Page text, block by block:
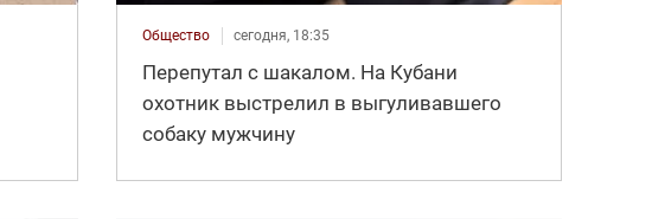
Общество сегодня, 18:35
Перепутал с шакалом. На Кубани
охотник выстрелил в выгуливавшего
собаку мужчину